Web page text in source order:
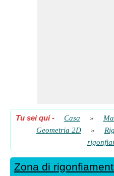
Tu sei qui- Casa »
Geometria 2D
»
Zona di